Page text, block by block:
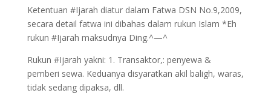
Ketentuan #Ijarah diatur dalam Fatwa DSN No.9,2009,
secara detail fatwa ini dibahas dalam rukun Islam *Eh
rukun #Ijarah maksudnya Ding.^—^
Rukun #Ijarah yakni: 1. Transaktor,: penyewa &
pemberi sewa. Keduanya disyaratkan akil baligh, waras,
tidak sedang dipaksa, dll.